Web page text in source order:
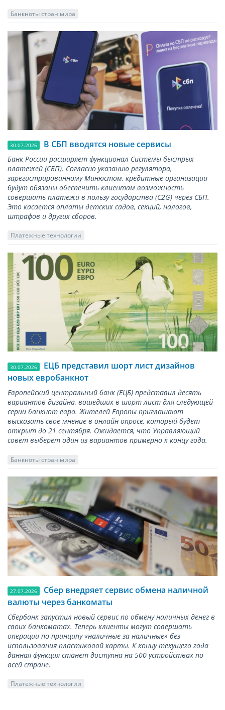
Банкноты стран мира
30.07.2026 В СБП вводятся новые сервисы
Банк России расширяет функционал Системы быстрых
платежей (СБП). Согласно указанию регулятора,
зарегистрированному Минюстом, кредитные организации
будут обязаны обеспечить клиентам возможность
совершать платежи в пользу государства (С2G) через СБП.
Это касается оплаты детских садов, секций, налогов,
штрафов и других сборов.
Платежные технологии
30.07.2026
ЕЦБ представил шорт лист дизайнов
новых евробанкнот
Европейский центральный банк (ЕЦБ) представил десять
вариантов дизайна, вошедших в шорт лист для следующей
серии банкнот евро. Жителей Европы приглашают
высказать свое мнение в онлайн опросе, который будет
открыт до 21 сентября. Ожидается, что Управляющий
совет выберет один из вариантов примерно к концу года.
Банкноты стран мира
27.07.2026
Сбер внедряет сервис обмена наличной
валюты через банкоматы
Сбербанк запустил новый сервис по обмену наличных денег в
своих банкоматах. Теперь клиенты могут совершать
операции по принципу «наличные за наличные» без
использования пластиковой карты. К концу текущего года
данная функция станет доступна на 500 устройствах по
всей стране.
Платежные технологии